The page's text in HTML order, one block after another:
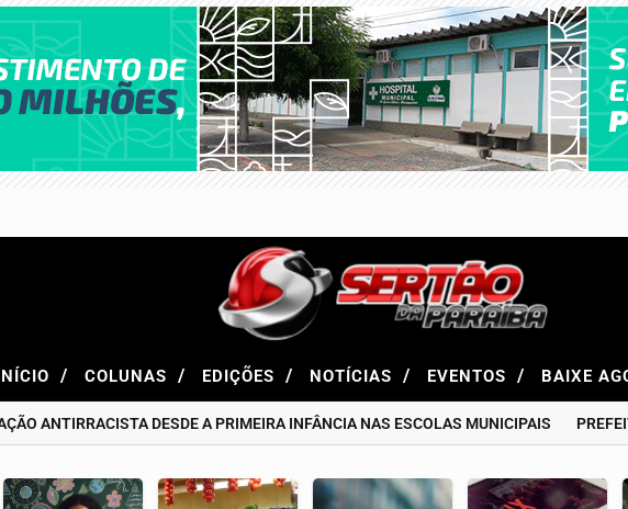
/ COLUNAS / EDIÇÕES / NOTÍCIAS / EVENTOS / BAIXE
ANTIRRACISTA DESDE A PRIMEIRA INFÂNCIA NAS ESCOLAS MUNICIPAIS